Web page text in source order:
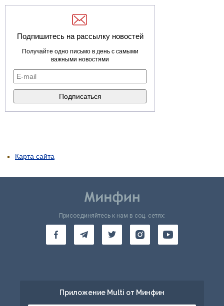
Подпишитесь на рассылку новостей
Получайте одно письмо в день с самыми
важными новостями
Карта сайта
Присоединяйтесь к нам в соц. сетях:
Приложение Multi от Минфин